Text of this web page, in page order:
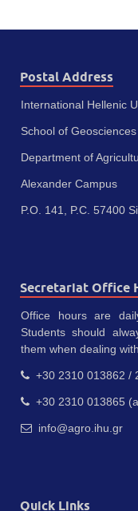
Postal Address
International Hellenic
School of Geosciences
Department of
Alexander Campus
P.O. 141, P.C. 57400
Secretariat Office
Office hours are
Students should
them when dealing
+30 2310 013862 /
+30 2310 013865
info@agro.ihu.gr
Quick Links